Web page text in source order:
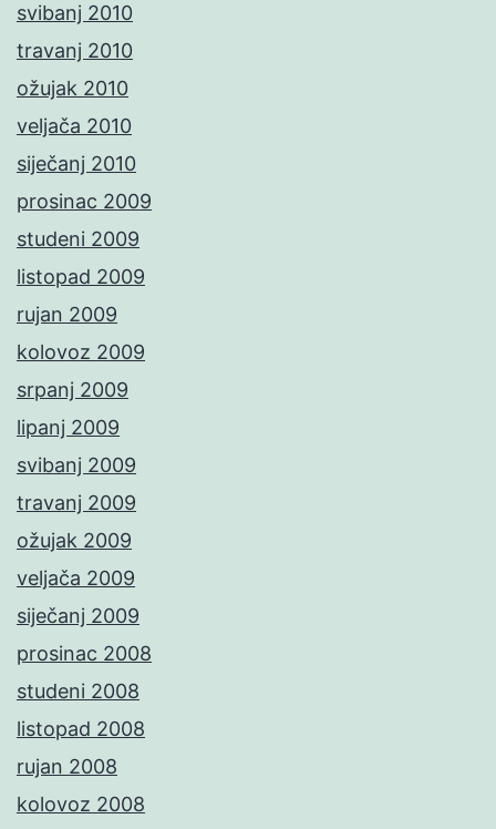
svibanj 2010
travanj 2010
ožujak 2010
veljača 2010
siječanj 2010
prosinac 2009
studeni 2009
listopad 2009
rujan 2009
kolovoz 2009
srpanj 2009
lipanj 2009
svibanj 2009
travanj 2009
ožujak 2009
veljača 2009
siječanj 2009
prosinac 2008
studeni 2008
listopad 2008
rujan 2008
kolovoz 2008